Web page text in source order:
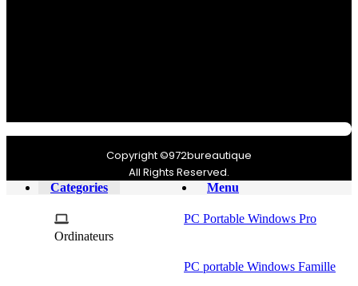
Copyright ©972bureautique
All Rights Reserved.
Menu
Categories
Ordinateurs
PC Portable Windows Pro
PC portable Windows Famille